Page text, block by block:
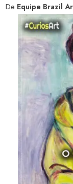
De Equipe Brazil